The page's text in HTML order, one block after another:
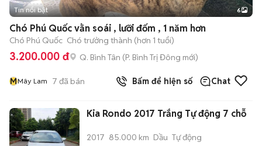
+2
Tin nổi bật 6
Chó Phú Quốc vằn soái , lưỡi đốm , 1 năm hơn
Chó Phú Quốc Chó trưởng thành (hơn 1 tuổi)
3.200.000 đ Q. Bình Tân (P. Bình Trị Đông mới)
MMây Lam 7 đã bán Bấm để hiện số Chat
Kia Rondo 2017 Trắng Tự động 7 chỗ
2017 85.000 km Dầu Tự động